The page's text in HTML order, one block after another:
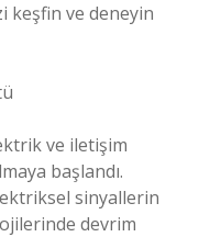
keşfin ve deneyin
ve iletişim
başlandı.
sinyallerin
devrim